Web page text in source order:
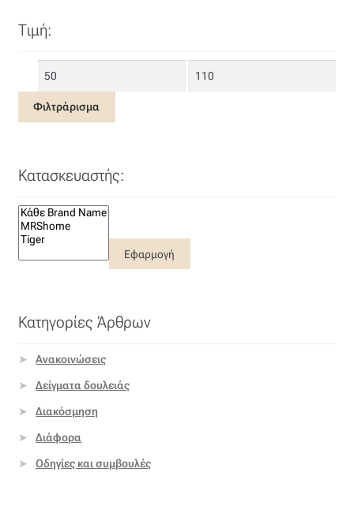
Τιμή:
Ελάχιστη Μέγιστη
Φιλτράρισμα
Κατασκευαστής:
Εφαρμογή
Κατηγορίες Άρθρων
Ανακοινώσεις
Δείγματα δουλειάς
Διακόσμηση
Διάφορα
Οδηγίες και συμβουλές